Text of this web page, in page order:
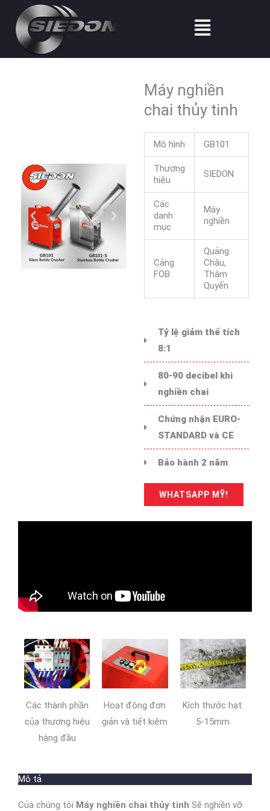
dung
Thực
đơn
Máy nghiền
chai thủy tinh
Mô hình GB101
Thương
hiệu
SIEDON
Các
danh
mục
Máy
nghiền
Cảng
FOB
Quảng
Châu,
Thâm
Quyến
Tỷ lệ giảm thể tích
8:1
80-90 decibel khi
nghiền chai
Chứng nhận EURO-
STANDARD và CE
Bảo hành 2 năm
WHATSAPP MỸ!
Các thành phần
của thương hiệu
hàng đầu
Hoạt động đơn
giản và tiết kiệm
Kích thước hạt:
5-15mm
Mô tả
Của chúng tôi Máy nghiền chai thủy tinh Sẽ nghiền vỡ